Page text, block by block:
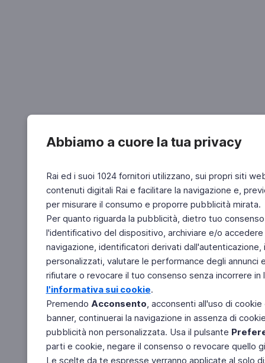
Abbiamo a cuore la tua privacy
Rai ed i suoi 1024 fornitori utilizzano, sui propri siti
contenuti digitali Rai e facilitare la navigazione e,
per misurare il consumo e proporre pubblicità mirata.
Per quanto riguarda la pubblicità, dietro tuo
l'identificativo del dispositivo, archiviare e/o
navigazione, identificatori derivati
personalizzati, valutare le performance degli
rifiutare o revocare il tuo consenso senza incorrere
l'informativa sui cookie.
Premendo Acconsento, acconsenti all'uso di
banner, continuerai la navigazione in assenza di
pubblicità non personalizzata. Usa il pulsante
parti e cookie, negare il consenso o revocare quello
Le scelte da te espresse verranno applicate al solo